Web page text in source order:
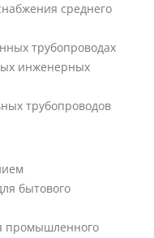
среднего
трубопроводах
инженерных
трубопроводов
бытового
промышленного